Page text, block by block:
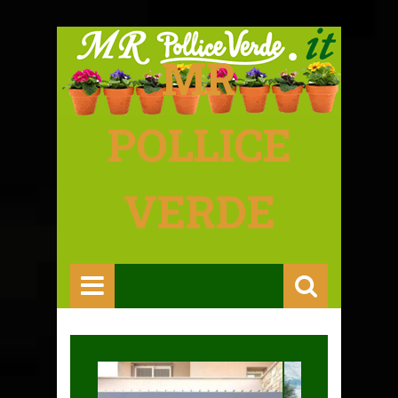
MR
POLLICE
VERDE